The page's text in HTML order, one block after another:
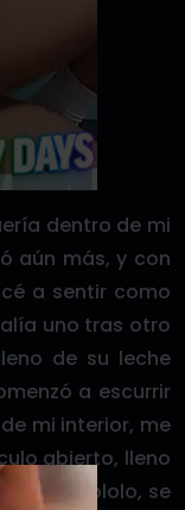
dentro de mi
aún más, y con
a sentir como
uno tras otro
de su leche
a escurrir
mi interior, me
abierto, lleno
mi pololo, se